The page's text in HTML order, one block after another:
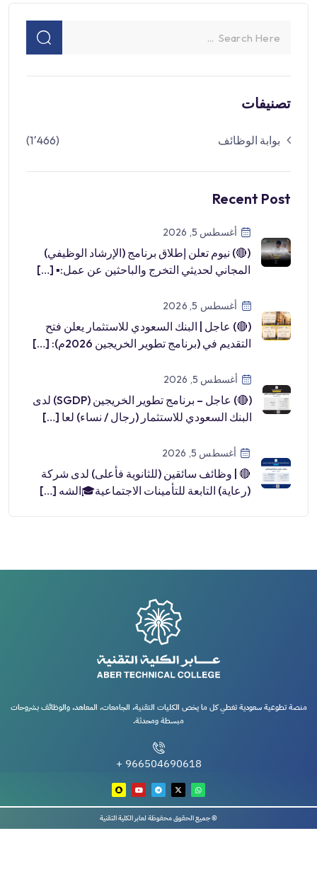
تصنيفات
بوابة الوظائف (1٬466)
Recent Post
أغسطس 5, 2026
(🔴) نيوم تعلن إطلاق برنامج (الإرشاد الوظيفي)
المجاني لحديثي التخرج والباحثين عن عمل:▪ […]
أغسطس 5, 2026
(🔴) عاجل | البنك السعودي للاستثمار يعلن فتح
التقديم في (برنامج تطوير الخريجين 2026م): […]
أغسطس 5, 2026
(🔴) عاجل – برنامج تطوير الخريجين (SGDP) لدى
البنك السعودي للاستثمار (رجال / نساء) لعا […]
أغسطس 5, 2026
🔴 | وظائف سائقين (للثانوية فأعلى) لدى شركة
(رعاية) التابعة للتأمينات الاجتماعية🎓الشه […]
منصة تطوعية سعودية تغطي كل ما يخص الكليات التقنية، الجامعات، المعاهد، والوظائف بشروحات
مبسطة ومحدثة.
966504690618 +
© جميع الحقوق محفوظة لعابر الكلية التقنية